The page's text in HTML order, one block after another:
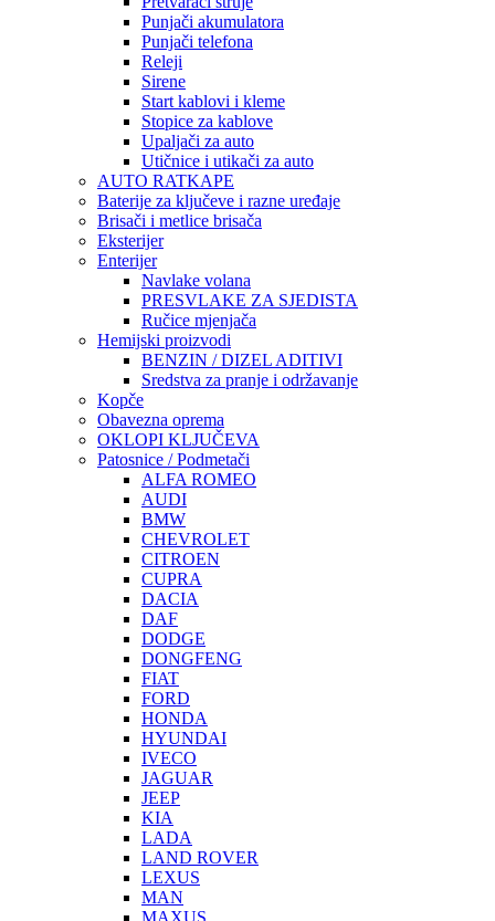
Punjači akumulatora
Punjači telefona
Releji
Sirene
Start kablovi i kleme
Stopice za kablove
Upaljači za auto
Utičnice i utikači za auto
AUTO RATKAPE
Baterije za ključeve i razne uređaje
Brisači i metlice brisača
Eksterijer
Enterijer
Navlake volana
PRESVLAKE ZA SJEDISTA
Ručice mjenjača
Hemijski proizvodi
BENZIN / DIZEL ADITIVI
Sredstva za pranje i održavanje
Kopče
Obavezna oprema
OKLOPI KLJUČEVA
Patosnice / Podmetači
ALFA ROMEO
AUDI
BMW
CHEVROLET
CITROEN
CUPRA
DACIA
DAF
DODGE
DONGFENG
FIAT
FORD
HONDA
HYUNDAI
IVECO
JAGUAR
JEEP
KIA
LADA
LAND ROVER
LEXUS
MAN